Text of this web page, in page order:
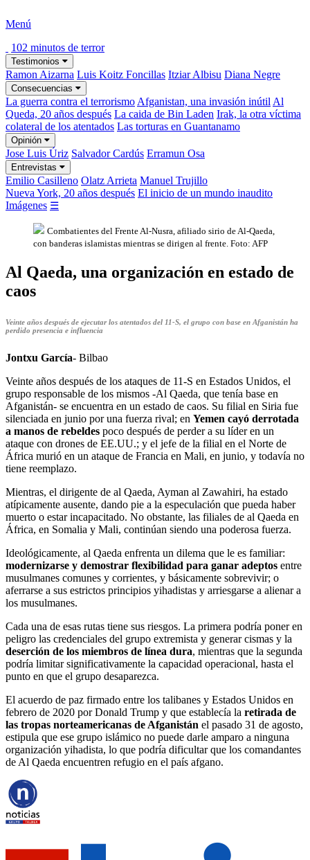
Menú
102 minutos de terror
Testimonios
Ramon Aizarna Luis Koitz Foncillas Itziar Albisu Diana Negre
Consecuencias
La guerra contra el terrorismo Afganistan, una invasión inútil Al
Queda, 20 años después La caida de Bin Laden Irak, la otra víctima
colateral de los atentados Las torturas en Guantanamo
Opinión
Jose Luis Úriz Salvador Cardús Erramun Osa
Entrevistas
Emilio Casilleno Olatz Arrieta Manuel Trujillo
Nueva York, 20 años después El inicio de un mundo inaudito
Imágenes ☰
Combatientes del Frente Al-Nusra, afiliado sirio de Al-Qaeda,
con banderas islamistas mientras se dirigen al frente. Foto: AFP
Al Qaeda, una organización en estado de
caos
Veinte años después de ejecutar los atentados del 11-S, el grupo con base en Afganistán ha
perdido presencia e influencia
Jontxu García- Bilbao
Veinte años después de los ataques de 11-S en Estados Unidos, el
grupo responsable de los mismos -Al Qaeda, que tenía base en
Afganistán- se encuentra en un estado de caos. Su filial en Siria fue
silenciada en junio por una fuerza rival; en Yemen cayó derrotada
a manos de rebeldes poco después de perder a su líder en un
ataque con drones de EE.UU.; y el jefe de la filial en el Norte de
África murió en un ataque de Francia en Mali, en junio, y todavía no
tiene reemplazo.
Mientras, el dirigente de al Qaeda, Ayman al Zawahiri, ha estado
atípicamente ausente, dando pie a la especulación que pueda haber
muerto o estar incapacitado. No obstante, las filiales de al Qaeda en
África, en Somalia y Mali, continúan siendo una poderosa fuerza.
Ideológicamente, al Qaeda enfrenta un dilema que le es familiar:
modernizarse y demostrar flexibilidad para ganar adeptos entre
musulmanes comunes y corrientes, y básicamente sobrevivir; o
aferrarse a sus estrictos principios yihadistas y arriesgarse a alienar a
los musulmanes.
Cada una de esas rutas tiene sus riesgos. La primera podría poner en
peligro las credenciales del grupo extremista y generar cismas y la
deserción de los miembros de línea dura, mientras que la segunda
podría limitar significativamente la capacidad operacional, hasta el
punto en que el grupo desaparezca.
El acuerdo de paz firmado entre los talibanes y Estados Unidos en
febrero de 2020 por Donald Trump y que establecía la retirada de
las tropas norteamericanas de Afganistán el pasado 31 de agosto,
estipula que ese grupo islámico no puede darle amparo a ninguna
organización yihadista, lo que podría dificultar que los comandantes
de Al Qaeda encuentren refugio en el país afgano.